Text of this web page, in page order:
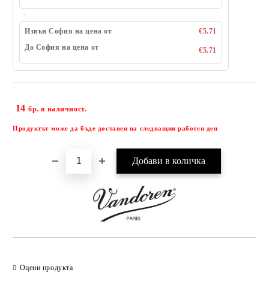
Извън София на цена от
€5.71
До София на цена от
€5.71
14 бр. в наличност.
Продуктът може да бъде доставен на следващия работен ден
Оцени продукта